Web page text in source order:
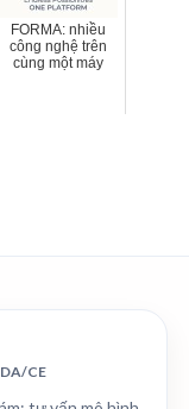
FORMA: nhiều
công nghệ trên
cùng một máy
CE